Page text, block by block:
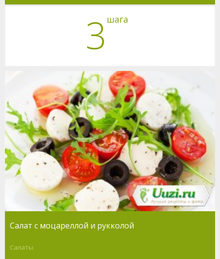
3 шага
Салат с моцареллой и рукколой
Салаты